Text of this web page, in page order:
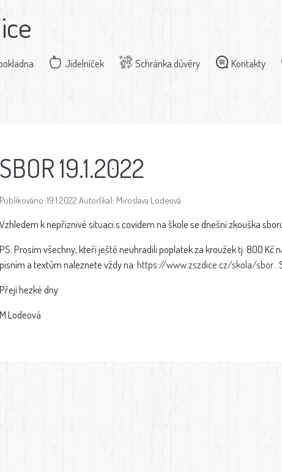
Jídelníček Schránka důvěry Kontakty
SBOR 19.1.2022
Publikováno: 19.1.2022 Autor(ka): Miroslava Lodeová
Vzhledem k nepříznivé situaci s covidem na škole se dnešní zkouška
PS: Prosím všechny, kteří ještě neuhradili poplatek za kroužek tj. 800 Kč
písním a textům naleznete vždy na:https://www.zszdice.cz/skola/sbor.
Přeji hezké dny
M.Lodeová